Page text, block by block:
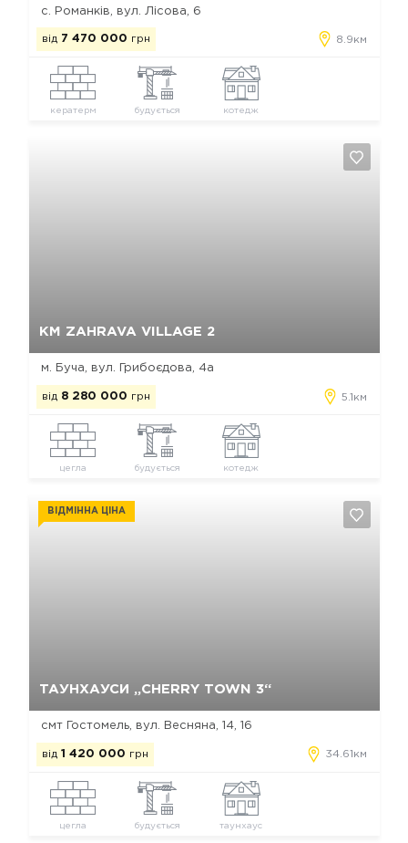
с. Романків, вул. Лісова, 6
від 7 470 000 грн 8.9км
кератерм будується котедж
КМ ZAHRAVA VILLAGE 2
м. Буча, вул. Грибоєдова, 4а
від 8 280 000 грн 5.1км
цегла будується котедж
ТАУНХАУСИ „CHERRY TOWN 3“
ВІДМІННА ЦІНА
смт Гостомель, вул. Весняна, 14, 16
від 1 420 000 грн 34.61км
цегла будується таунхаус